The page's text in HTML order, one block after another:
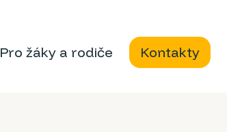
Pro žáky a rodiče Kontakty